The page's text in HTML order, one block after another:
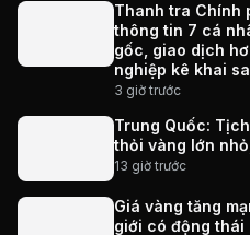
Thanh tra Chính
thông tin 7 cá
gốc, giao dịch
nghiệp kê khai
3 giờ trước
Trung Quốc:
thỏi vàng lớn
một doanh nhân
13 giờ trước
Giá vàng tăng
giới có động thái